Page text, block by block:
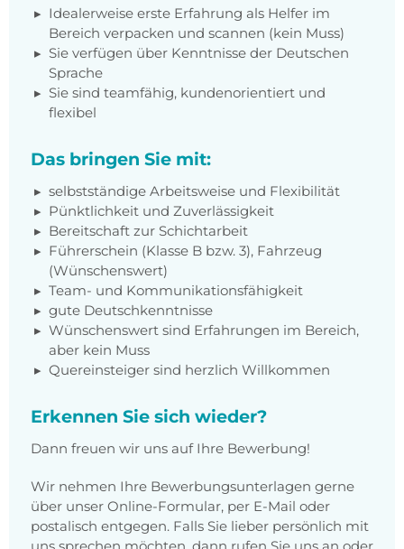
Idealerweise erste Erfahrung als Helfer im
Bereich verpacken und scannen (kein Muss)
Sie verfügen über Kenntnisse der Deutschen
Sprache
Sie sind teamfähig, kundenorientiert und
flexibel
Das bringen Sie mit:
selbstständige Arbeitsweise und Flexibilität
Pünktlichkeit und Zuverlässigkeit
Bereitschaft zur Schichtarbeit
Führerschein (Klasse B bzw. 3), Fahrzeug
(Wünschenswert)
Team- und Kommunikationsfähigkeit
gute Deutschkenntnisse
Wünschenswert sind Erfahrungen im Bereich,
aber kein Muss
Quereinsteiger sind herzlich Willkommen
Erkennen Sie sich wieder?
Dann freuen wir uns auf Ihre Bewerbung!
Wir nehmen Ihre Bewerbungsunterlagen gerne
über unser Online-Formular, per E-Mail oder
postalisch entgegen. Falls Sie lieber persönlich mit